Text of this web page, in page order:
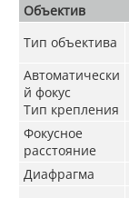
Объектив
Тип объектива
Автоматически
й фокус
Тип крепления
Фокусное
расстояние
Диафрагма